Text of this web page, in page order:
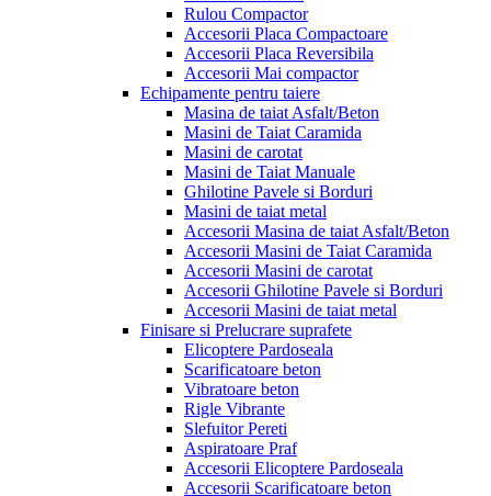
Rulou Compactor
Accesorii Placa Compactoare
Accesorii Placa Reversibila
Accesorii Mai compactor
Echipamente pentru taiere
Masina de taiat Asfalt/Beton
Masini de Taiat Caramida
Masini de carotat
Masini de Taiat Manuale
Ghilotine Pavele si Borduri
Masini de taiat metal
Accesorii Masina de taiat Asfalt/Beton
Accesorii Masini de Taiat Caramida
Accesorii Masini de carotat
Accesorii Ghilotine Pavele si Borduri
Accesorii Masini de taiat metal
Finisare si Prelucrare suprafete
Elicoptere Pardoseala
Scarificatoare beton
Vibratoare beton
Rigle Vibrante
Slefuitor Pereti
Aspiratoare Praf
Accesorii Elicoptere Pardoseala
Accesorii Scarificatoare beton